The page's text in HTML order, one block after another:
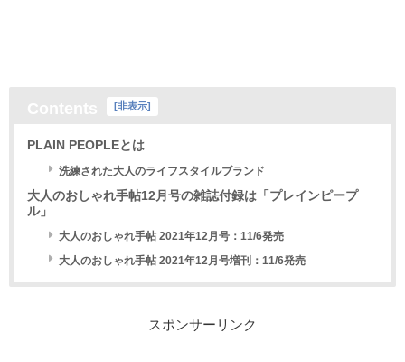
非表示
PLAIN PEOPLEとは
洗練された大人のライフスタイルブランド
大人のおしゃれ手帖12月号の雑誌付録は「プレインピープ
ル」
大人のおしゃれ手帖 2021年12月号：11/6発売
大人のおしゃれ手帖 2021年12月号増刊：11/6発売
スポンサーリンク